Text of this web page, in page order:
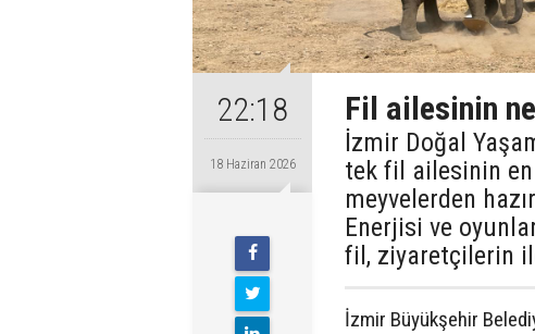
22:18
18 Haziran 2026
Fil ailesinin
İzmir Doğal
tek fil ailesinin en
meyvelerden
Enerjisi ve
fil, ziyaretçilerin
İzmir Büyükşehir